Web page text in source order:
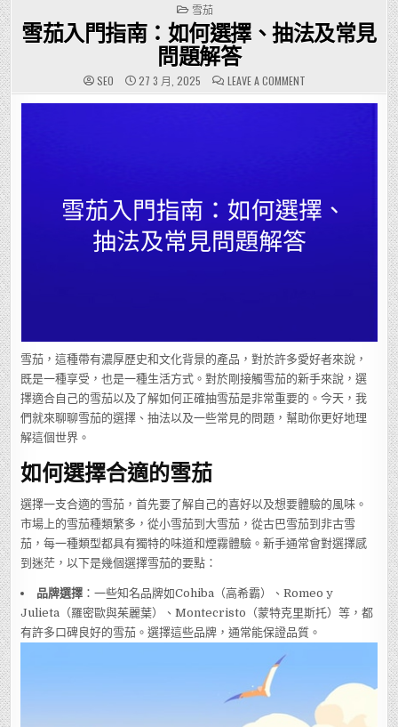
POSTED
IN
雪茄
雪茄入門指南：如何選擇、抽法及常見
問題解答
SEO 27 3 月, 2025 LEAVE A COMMENT
雪
茄
抽
法
及
常
見
雪茄，這種帶有濃厚歷史和文化背景的產品，對於許多愛好者來說，
既是一種享受，也是一種生活方式。對於剛接觸雪茄的新手來說，選
擇適合自己的雪茄以及了解如何正確抽雪茄是非常重要的。今天，我
們就來聊聊雪茄的選擇、抽法以及一些常見的問題，幫助你更好地理
解這個世界。
如何選擇合適的雪茄
選擇一支合適的雪茄，首先要了解自己的喜好以及想要體驗的風味。
市場上的雪茄種類繁多，從小雪茄到大雪茄，從古巴雪茄到非古雪
茄，每一種類型都具有獨特的味道和煙霧體驗。新手通常會對選擇感
到迷茫，以下是幾個選擇雪茄的要點：
品牌選擇 ：一些知名品牌如Cohiba（高希霸）、Romeo y
Julieta（羅密歐與茱麗葉）、Montecristo（蒙特克里斯托）等，都
有許多口碑良好的雪茄。選擇這些品牌，通常能保證品質。